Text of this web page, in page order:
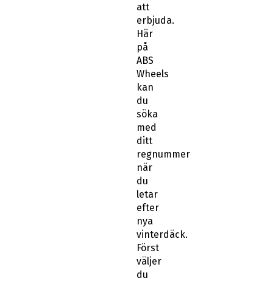
att
erbjuda.
Här
på
ABS
Wheels
kan
du
söka
med
ditt
regnummer
när
du
letar
efter
nya
vinterdäck.
Först
väljer
du